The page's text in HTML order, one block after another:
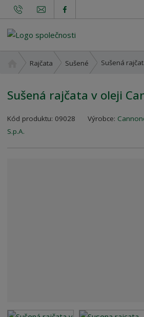
v
d
í
s
Rajčata Sušené Sušená
Sušená rajčata v oleji
Kód produktu: 09028
K
v
8
Výrobce:
S.p.A.